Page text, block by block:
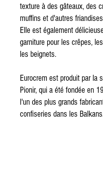
texture à des gâteaux, des
muffins et d'autres
Elle est également
garniture pour les crêpes,
les beignets.
Eurocrem est produit par la
Pionir, qui a été fondée en
l'un des plus grands
confiseries dans les